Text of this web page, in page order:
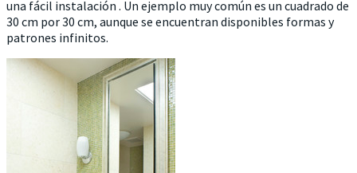
una fácil instalación . Un ejemplo muy común es un cuadrado de
30 cm por 30 cm, aunque se encuentran disponibles formas y
patrones infinitos.